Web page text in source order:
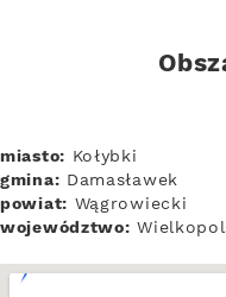
miasto: Kołybki
gmina: Damasławek
powiat: Wągrowiecki
województwo: